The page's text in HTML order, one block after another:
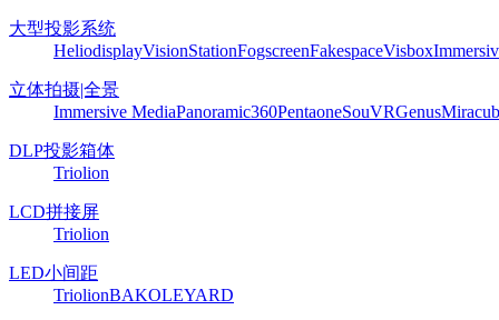
大型投影系统
HeliodisplayVisionStationFogscreenFakespaceVisbox
立体拍摄|全景
Immersive MediaPanoramic360PentaoneSouVRGenus
DLP投影箱体
Triolion
LCD拼接屏
Triolion
LED小间距
TriolionBAKOLEYARD